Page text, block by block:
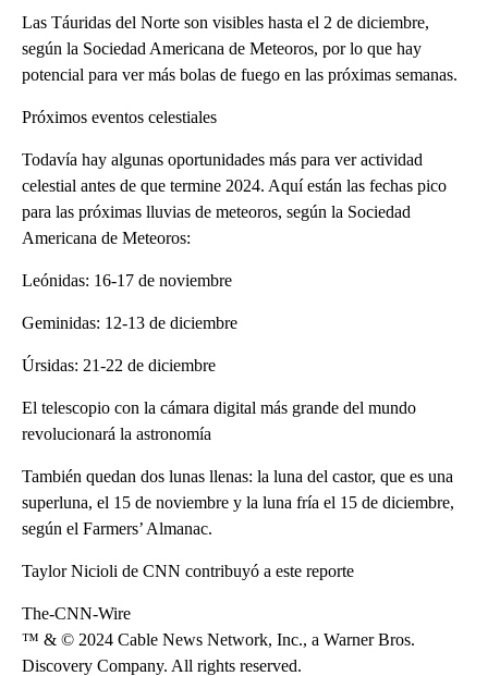
Las Táuridas del Norte son visibles hasta el 2 de diciembre,
según la Sociedad Americana de Meteoros, por lo que hay
potencial para ver más bolas de fuego en las próximas semanas.
Próximos eventos celestiales
Todavía hay algunas oportunidades más para ver actividad
celestial antes de que termine 2024. Aquí están las fechas pico
para las próximas lluvias de meteoros, según la Sociedad
Americana de Meteoros:
Leónidas: 16-17 de noviembre
Geminidas: 12-13 de diciembre
Úrsidas: 21-22 de diciembre
El telescopio con la cámara digital más grande del mundo
revolucionará la astronomía
También quedan dos lunas llenas: la luna del castor, que es una
superluna, el 15 de noviembre y la luna fría el 15 de diciembre,
según el Farmers’ Almanac.
Taylor Nicioli de CNN contribuyó a este reporte
The-CNN-Wire
™ & © 2024 Cable News Network, Inc., a Warner Bros.
Discovery Company. All rights reserved.